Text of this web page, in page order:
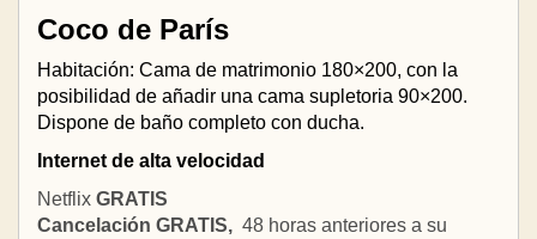
Coco de París
Habitación: Cama de matrimonio 180×200, con la
posibilidad de añadir una cama supletoria 90×200.
Dispone de baño completo con ducha.
Internet de alta velocidad
Netflix GRATIS
Cancelación GRATIS, 48 horas anteriores a su